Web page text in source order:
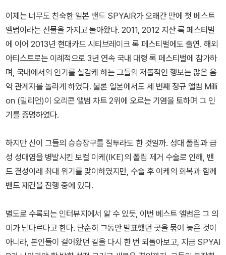
이제는 너무도 친숙한 일본 밴드 SPYAIR가 오래간 만에 첫 베스트
앨범이라는 선물을 가지고 돌아왔다. 2011, 2012 지산 록 페스티벌
에 이어 2013년 현대카드 시티브레이크 록 페스티벌에도 출연. 해외
아티스트로는 이례적으로 3년 연속 국내 대형 록 페스티벌에 참가하
며, 국내에서의 인기를 실감케 하는 그들의 저돌적인 행보는 많은 음
악 관계자를 놀라게 하였다. 물론 일본에서도 세 번째 정규 앨범 Milli
on (밀리언)이 오리콘 앨범 차트 2위에 오르는 기염을 토하며 그 인
기를 증명하였다.
하지만 신이 그들의 승승장구를 질투라도 한 것일까. 성대 폴립과 급
성 성대염을 병발시킨 보컬 이케(IKE)의 폴립 제거 수술로 인해, 밴
드 결성이래 최대 위기를 맞이하였지만, 수술 후 이케의 회복과 함께
밴드 재건을 진행 중에 있다.
별도로 수록되는 인터뷰지에서 알 수 있듯, 이번 베스트 앨범은 그 의
미가 남다르다고 한다. 단순히 그동안 발표했던 곳을 묶어 놓은 것이
아니라, 본인들이 걸어왔던 길을 다시 한 번 되돌아보고, 지금 SPYAI